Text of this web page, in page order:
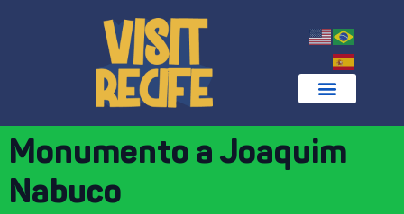
Monumento a Joaquim
Nabuco